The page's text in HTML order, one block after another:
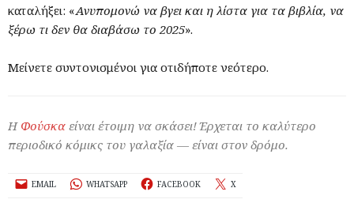
καταλήξει: «Ανυπομονώ να βγει και η λίστα για τα βιβλία, να
ξέρω τι δεν θα διαβάσω το 2025».
Μείνετε συντονισμένοι για οτιδήποτε νεότερο.
Η Φούσκα είναι έτοιμη να σκάσει! Έρχεται το καλύτερο
περιοδικό κόμικς του γαλαξία — είναι στον δρόμο.
EMAIL WHATSAPP FACEBOOK X